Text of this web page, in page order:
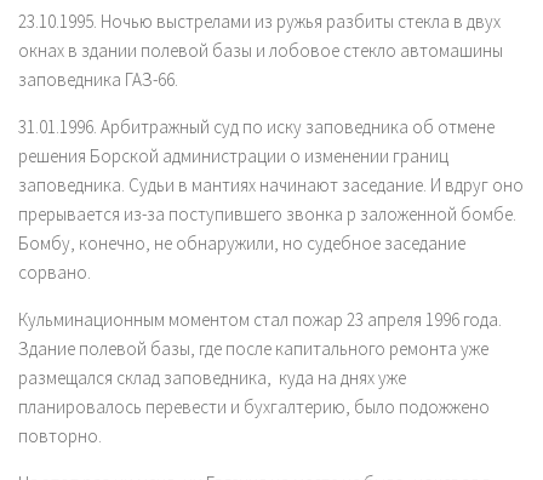
23.10.1995. Ночью выстрелами из ружья разбиты стекла в двух
окнах в здании полевой базы и лобовое стекло автомашины
заповедника ГАЗ-66.
31.01.1996. Арбитражный суд по иску заповедника об отмене
решения Борской администрации о изменении границ
заповедника. Судьи в мантиях начинают заседание. И вдруг оно
прерывается из-за поступившего звонка р заложенной бомбе.
Бомбу, конечно, не обнаружили, но судебное заседание
сорвано.
Кульминационным моментом стал пожар 23 апреля 1996 года.
Здание полевой базы, где после капитального ремонта уже
размещался склад заповедника, куда на днях уже
планировалось перевести и бухгалтерию, было подожжено
повторно.